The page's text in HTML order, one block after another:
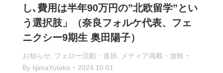
し､費用は半年90万円の”北欧留学”とい
う選択肢」（奈良フォルケ代表、フェ
ニクシー9期生 奥田陽子）
お知らせ フェロー活動・進捗
メディア掲載・放映
By IijimaYutaka 2024.10.01